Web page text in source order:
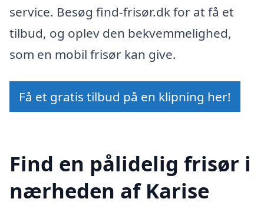
service. Besøg find-frisør.dk for at få et
tilbud, og oplev den bekvemmelighed,
som en mobil frisør kan give.
Få et gratis tilbud på en klipning her!
Find en pålidelig frisør i
nærheden af Karise